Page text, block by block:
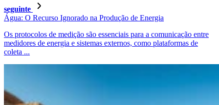
seguinte
Água: O Recurso Ignorado na Produção de Energia
Os protocolos de medição são essenciais para a comunicação entre
medidores de energia e sistemas externos, como plataformas de
coleta ...